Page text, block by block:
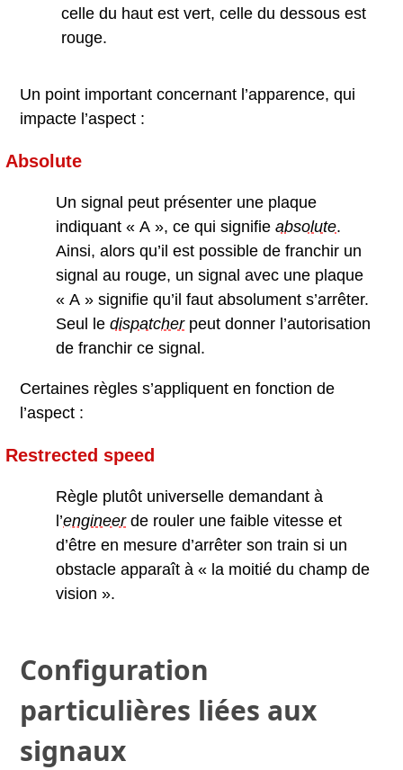
celle du haut est vert, celle du dessous est
rouge.
Un point important concernant l’apparence, qui
impacte l’aspect :
Absolute
Un signal peut présenter une plaque
indiquant « A », ce qui signifie absolute.
Ainsi, alors qu’il est possible de franchir un
signal au rouge, un signal avec une plaque
« A » signifie qu’il faut absolument s’arrêter.
Seul le dispatcherpeut donner l’autorisation
de franchir ce signal.
Certaines règles s’appliquent en fonction de
l’aspect :
Restrected speed
Règle plutôt universelle demandant à
l’engineerde rouler une faible vitesse et
d’être en mesure d’arrêter son train si un
obstacle apparaît à « la moitié du champ de
vision ».
Configuration
particulières liées aux
signaux